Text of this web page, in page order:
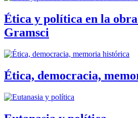
Ética y política en la
Gramsci
Ética, democracia,